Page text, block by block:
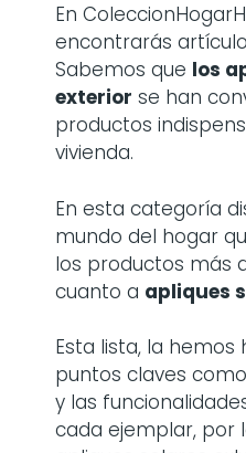
En
encontrarás
Sabemos que los
exterior se han
productos
vivienda.
En esta categoría
mundo del hogar
los productos más
cuanto a apliques
Esta lista, la
puntos claves
y las
cada ejemplar, por